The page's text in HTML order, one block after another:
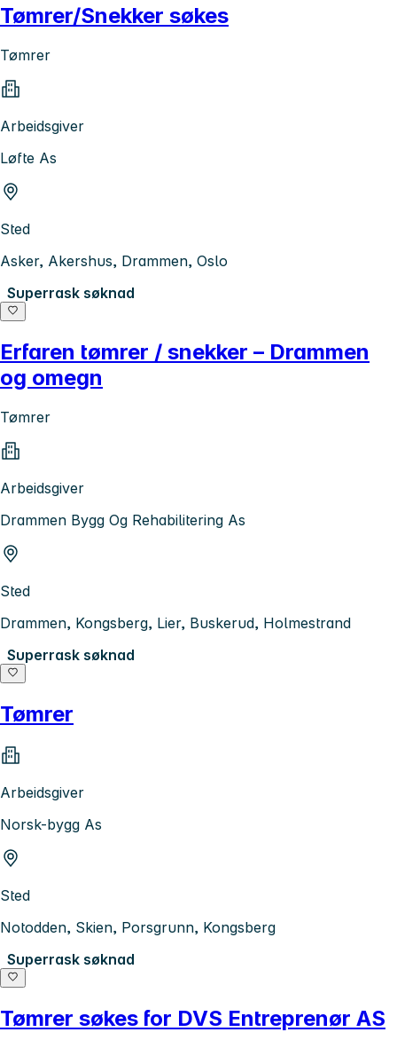
Tømrer/Snekker søkes
Tømrer
Arbeidsgiver
Løfte As
Sted
Asker, Akershus, Drammen, Oslo
Superrask søknad
Erfaren tømrer / snekker – Drammen
og omegn
Tømrer
Arbeidsgiver
Drammen Bygg Og Rehabilitering As
Sted
Drammen, Kongsberg, Lier, Buskerud, Holmestrand
Superrask søknad
Tømrer
Arbeidsgiver
Norsk-bygg As
Sted
Notodden, Skien, Porsgrunn, Kongsberg
Superrask søknad
Tømrer søkes for DVS Entreprenør AS